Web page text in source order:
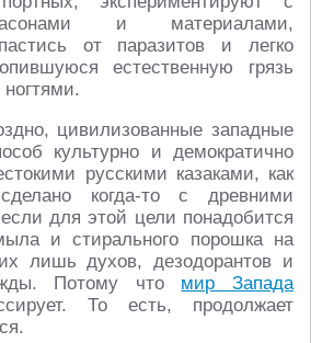
и материалами,
от паразитов и легко
естественную грязь
цивилизованные западные
культурно и демократично
русскими казаками, как
когда-то с древними
для этой цели понадобится
и стирального порошка на
лишь духов, дезодорантов и
Потому что мир Запада
То есть, продолжает